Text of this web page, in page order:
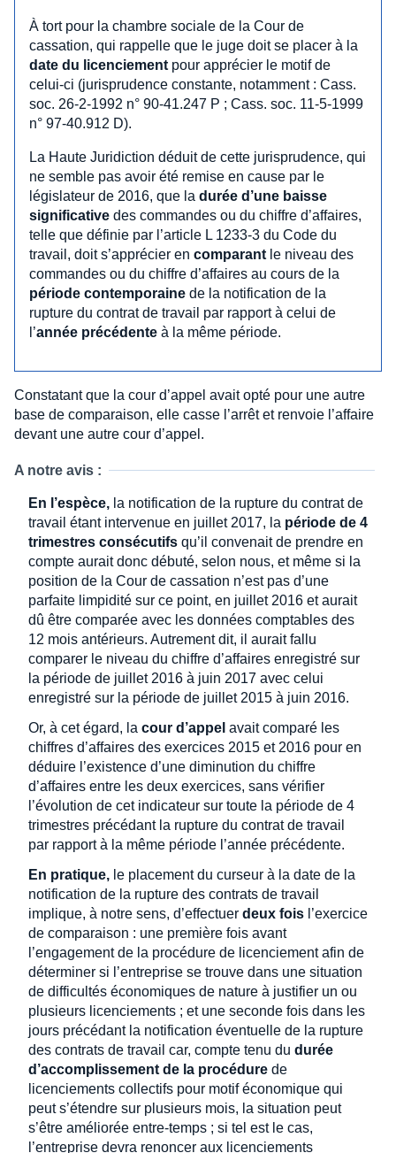
À tort pour la chambre sociale de la Cour de
cassation, qui rappelle que le juge doit se placer à la
date du licenciement pour apprécier le motif de
celui-ci (jurisprudence constante, notamment : Cass.
soc. 26-2-1992 n° 90-41.247 P ; Cass. soc. 11-5-1999
n° 97-40.912 D).
La Haute Juridiction déduit de cette jurisprudence, qui
ne semble pas avoir été remise en cause par le
législateur de 2016, que la durée d’une baisse
significative des commandes ou du chiffre d’affaires,
telle que définie par l’article L 1233-3 du Code du
travail, doit s’apprécier en comparant le niveau des
commandes ou du chiffre d’affaires au cours de la
période contemporaine de la notification de la
rupture du contrat de travail par rapport à celui de
l’année précédente à la même période.
Constatant que la cour d’appel avait opté pour une autre
base de comparaison, elle casse l’arrêt et renvoie l’affaire
devant une autre cour d’appel.
A notre avis :
En l’espèce, la notification de la rupture du contrat de
travail étant intervenue en juillet 2017, la période de 4
trimestres consécutifs qu’il convenait de prendre en
compte aurait donc débuté, selon nous, et même si la
position de la Cour de cassation n’est pas d’une
parfaite limpidité sur ce point, en juillet 2016 et aurait
dû être comparée avec les données comptables des
12 mois antérieurs. Autrement dit, il aurait fallu
comparer le niveau du chiffre d’affaires enregistré sur
la période de juillet 2016 à juin 2017 avec celui
enregistré sur la période de juillet 2015 à juin 2016.
Or, à cet égard, la cour d’appel avait comparé les
chiffres d’affaires des exercices 2015 et 2016 pour en
déduire l’existence d’une diminution du chiffre
d’affaires entre les deux exercices, sans vérifier
l’évolution de cet indicateur sur toute la période de 4
trimestres précédant la rupture du contrat de travail
par rapport à la même période l’année précédente.
En pratique, le placement du curseur à la date de la
notification de la rupture des contrats de travail
implique, à notre sens, d’effectuer deux fois l’exercice
de comparaison : une première fois avant
l’engagement de la procédure de licenciement afin de
déterminer si l’entreprise se trouve dans une situation
de difficultés économiques de nature à justifier un ou
plusieurs licenciements ; et une seconde fois dans les
jours précédant la notification éventuelle de la rupture
des contrats de travail car, compte tenu du durée
d’accomplissement de la procédure de
licenciements collectifs pour motif économique qui
peut s’étendre sur plusieurs mois, la situation peut
s’être améliorée entre-temps ; si tel est le cas,
l’entreprise devra renoncer aux licenciements